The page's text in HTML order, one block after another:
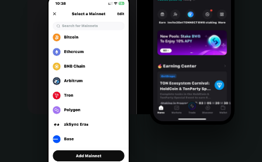
Português (Portugal)
Bahasa Indonesia
Português (Brasil)